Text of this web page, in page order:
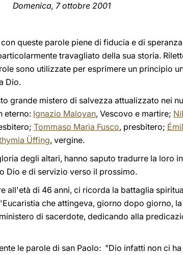
Domenica, 7 ottobre 2001
queste parole piene di fiducia e di
travagliato della sua storia.
sono utilizzate per esprimere un principio
Dio.
grande mistero di salvezza attualizzato nei
eterno: Ignazio Maloyan, Vescovo e martire;
Tommaso Maria Fusco, presbitero;
Üffing, vergine.
degli altari, hanno saputo tradurre la loro
Dio e di servizio verso il prossimo.
all'età di 46 anni, ci ricorda la battaglia
che attingeva, giorno dopo giorno,
di sacerdote, dedicando alla
le parole di san Paolo: "Dio infatti non ci